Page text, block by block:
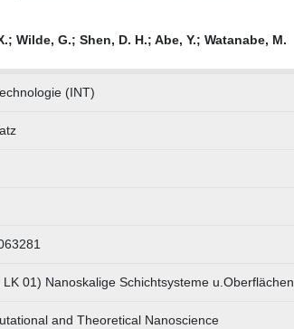
; Wilde, G.; Shen, D. H.; Abe, Y.; Watanabe, M.
(INT)
01) Nanoskalige Schichtsysteme u.Oberflächen
and Theoretical Nanoscience